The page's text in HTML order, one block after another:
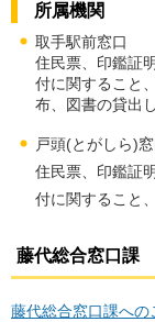
所属機関
取手駅前窓口
住民票、印鑑証
付に関すること
布、図書の貸出
戸頭(とがしら)
住民票、印鑑証
付に関すること
藤代総合窓口課
藤代総合窓口課へ